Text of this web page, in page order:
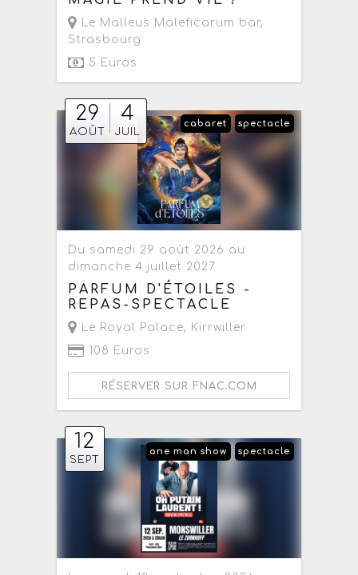
Le Malleus Maleficarum bar,
Strasbourg
5 Euros
29
AOÛT
4
JUIL
spectacle
cabaret
Du samedi 29 août 2026 au
dimanche 4 juillet 2027
PARFUM D'ÉTOILES -
REPAS-SPECTACLE
Le Royal Palace, Kirrwiller
108 Euros
RÉSERVER SUR FNAC.COM
12
SEPT
spectacle
one man show